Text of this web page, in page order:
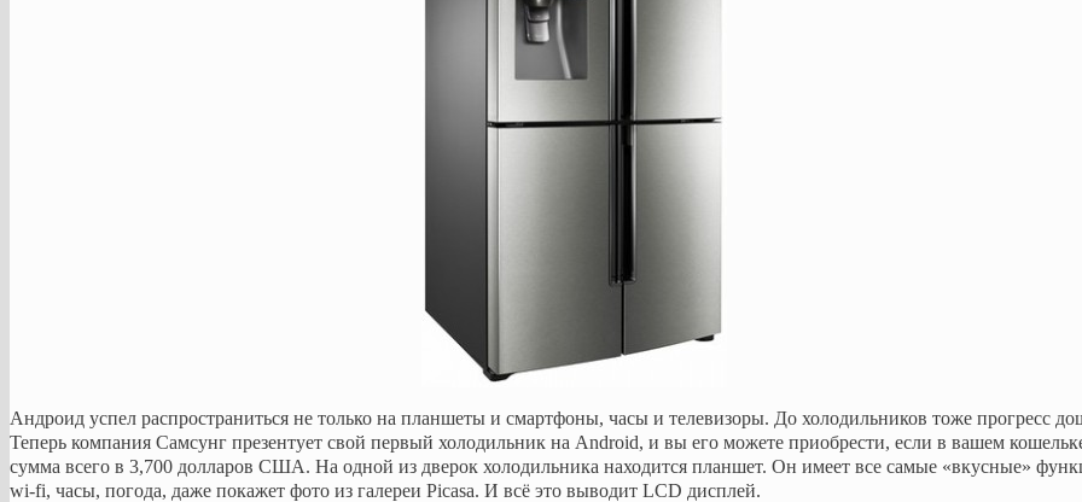
Андроид успел распространиться не только на планшеты и смартфоны, часы и телевизоры. До холодильников тоже прогресс
Теперь компания Самсунг презентует свой первый холодильник на Android, и вы его можете приобрести, если в вашем
сумма всего в 3,700 долларов США. На одной из дверок холодильника находится планшет. Он имеет все самые «вкусные»
wi-fi, часы, погода, даже покажет фото из галереи Picasa. И всё это выводит LCD дисплей.